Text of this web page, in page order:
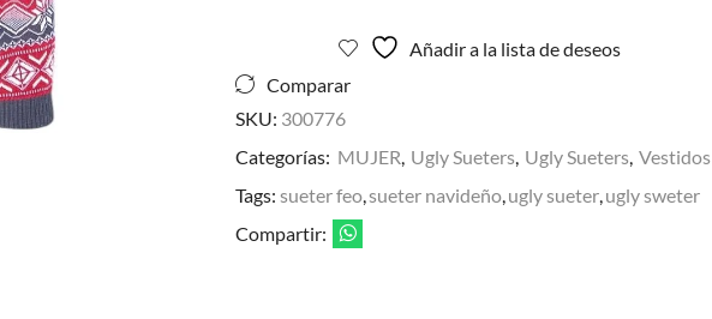
Añadir a la lista de deseos
Comparar
SKU: 300776
Categorías: MUJER, Ugly Sueters, Ugly Sueters, Vestidos
Tags: sueter feo,sueter navideño,ugly sueter,ugly sweter
Compartir: